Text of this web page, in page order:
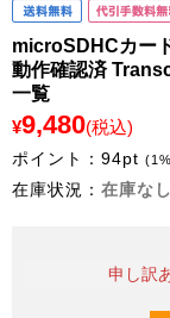
microSDHCカー
動作確認済
一覧
¥9,480(税込)
ポイント： 94pt
在庫状況： 在庫なし
申し訳